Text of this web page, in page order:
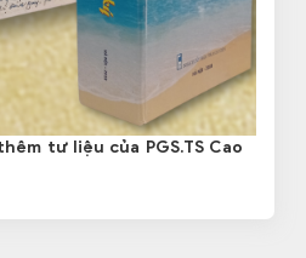
tư liệu của PGS.TS Cao